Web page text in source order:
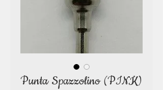
Punta Spazzolino (PINK)